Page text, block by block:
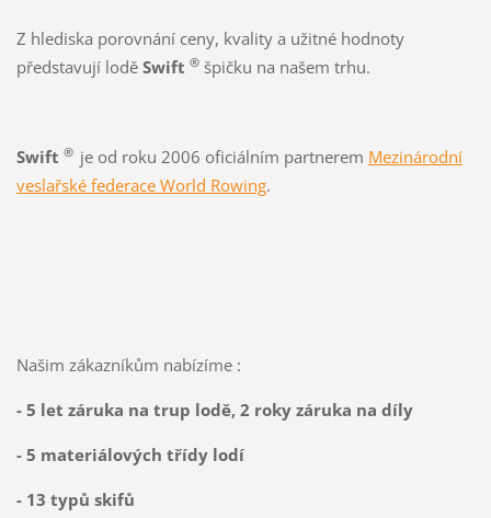
Z hlediska porovnání ceny, kvality a užitné hodnoty
představují lodě Swift ® špičku na našem trhu.
Swift ® je od roku 2006 oficiálním partnerem Mezinárodní
veslařské federace World Rowing.
Našim zákazníkům nabízíme :
- 5 let záruka na trup lodě, 2 roky záruka na díly
- 5 materiálových třídy lodí
- 13 typů skifů